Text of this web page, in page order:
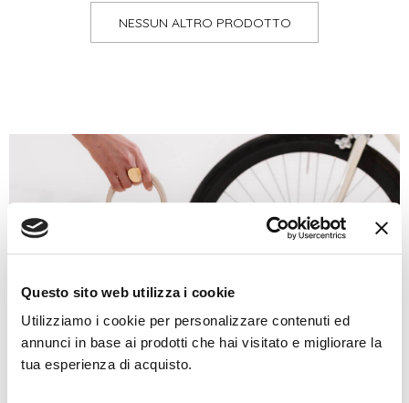
Questo sito web utilizza i cookie
Utilizziamo i cookie per personalizzare contenuti ed
annunci in base ai prodotti che hai visitato e migliorare la
tua esperienza di acquisto.
NESSUN ALTRO PRODOTTO